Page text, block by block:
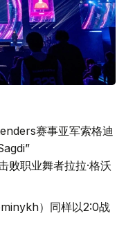
赛事亚军索格迪
职业舞者拉拉·格沃
）同样以2:0战